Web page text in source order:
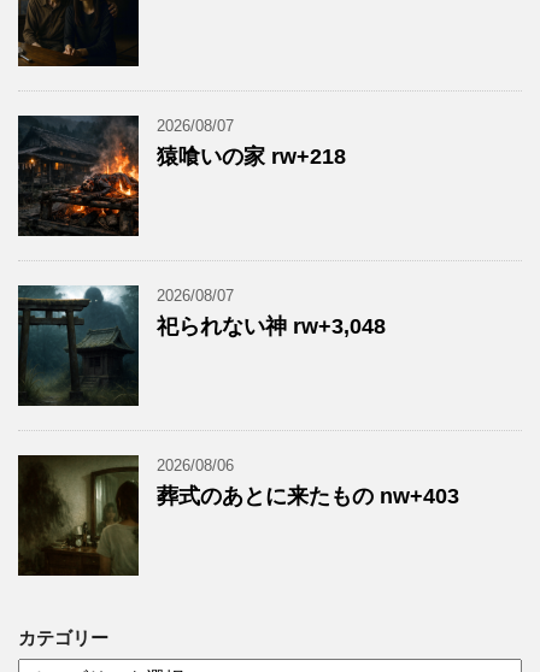
2026/08/07
猿喰いの家 rw+218
2026/08/07
祀られない神 rw+3,048
2026/08/06
葬式のあとに来たもの nw+403
カテゴリー